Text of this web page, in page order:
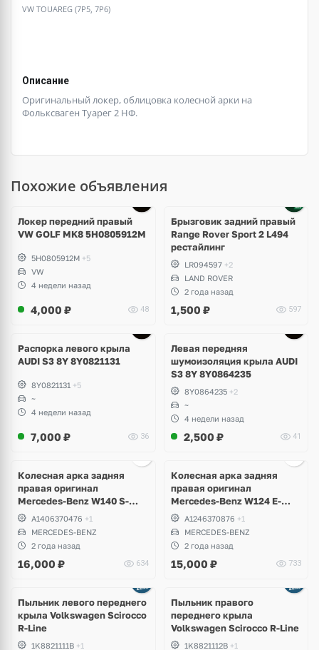
VW TOUAREG (7P5, 7P6)
Описание
Оригинальный локер, облицовка колесной арки на
Фольксваген Туарег 2 НФ.
Похожие объявления
Локер передний правый
VW GOLF MK8 5H0805912M
5H0805912M +5
VW
4 недели назад
4,000 ₽ 48
Брызговик задний правый
Range Rover Sport 2 L494
рестайлинг
LR094597 +2
LAND ROVER
2 года назад
1,500 ₽ 597
Распорка левого крыла
AUDI S3 8Y 8Y0821131
8Y0821131 +5
~
4 недели назад
7,000 ₽ 36
Левая передняя
шумоизоляция крыла AUDI
S3 8Y 8Y0864235
8Y0864235 +2
~
4 недели назад
2,500 ₽ 41
Колесная арка задняя
правая оригинал
Mercedes-Benz W140 S-
KlassA1406370476 +1
MERCEDES-BENZ
2 года назад
16,000 ₽ 634
Колесная арка задняя
правая оригинал
Mercedes-Benz W124 E-
KlassA1246370876 +1
MERCEDES-BENZ
2 года назад
15,000 ₽ 733
Пыльник левого переднего
крыла Volkswagen Scirocco
R-Line
1K8821111B +1
Пыльник правого
переднего крыла
Volkswagen Scirocco R-Line
1K8821112B +1